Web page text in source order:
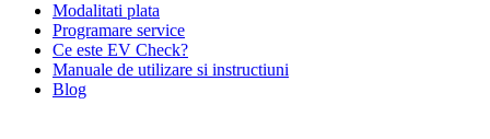
Modalitati plata
Programare service
Ce este EV Check?
Manuale de utilizare si instructiuni
Blog